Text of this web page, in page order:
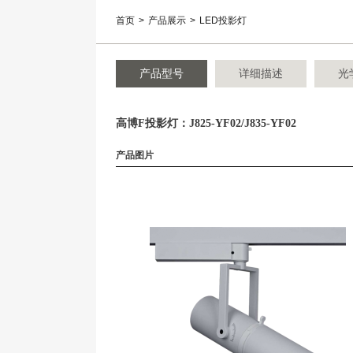
首页 > 产品展示 > LED投影灯
产品型号 详细描述 光
高博F投影灯：J825-YF02/J835-YF02
产品图片